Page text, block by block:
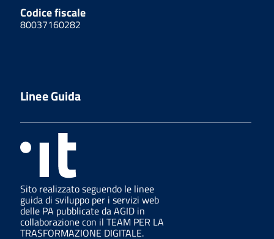
Codice fiscale
80037160282
Linee Guida
Sito realizzato seguendo le linee
guida di sviluppo per i servizi web
delle PA pubblicate da AGID in
collaborazione con il TEAM PER LA
TRASFORMAZIONE DIGITALE.